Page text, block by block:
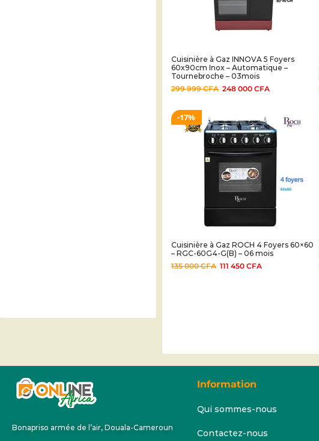
Cuisinière à Gaz INNOVA 5 Foyers
60x90cm Inox – Automatique –
Tournebroche – 03mois
299 999CFA 248 000 CFA
17%
Cuisinière à Gaz ROCH 4 Foyers 60×60
– RGC-60G4-G(B) – 06 mois
135 000CFA 111 450 CFA
Bonapriso armée de l’air, Douala-Cameroun
Information
Qui sommes-nous
Contactez-nous